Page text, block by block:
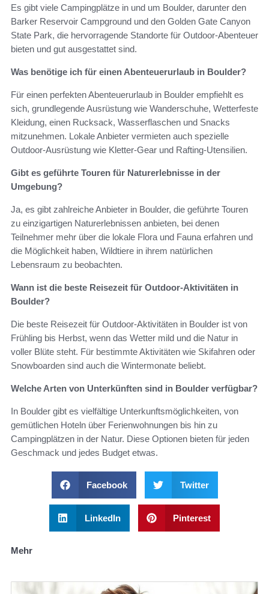
Es gibt viele Campingplätze in und um Boulder, darunter den
Barker Reservoir Campground und den Golden Gate Canyon
State Park, die hervorragende Standorte für Outdoor-Abenteuer
bieten und gut ausgestattet sind.
Was benötige ich für einen Abenteuerurlaub in Boulder?
Für einen perfekten Abenteuerurlaub in Boulder empfiehlt es
sich, grundlegende Ausrüstung wie Wanderschuhe, Wetterfeste
Kleidung, einen Rucksack, Wasserflaschen und Snacks
mitzunehmen. Lokale Anbieter vermieten auch spezielle
Outdoor-Ausrüstung wie Kletter-Gear und Rafting-Utensilien.
Gibt es geführte Touren für Naturerlebnisse in der
Umgebung?
Ja, es gibt zahlreiche Anbieter in Boulder, die geführte Touren
zu einzigartigen Naturerlebnissen anbieten, bei denen
Teilnehmer mehr über die lokale Flora und Fauna erfahren und
die Möglichkeit haben, Wildtiere in ihrem natürlichen
Lebensraum zu beobachten.
Wann ist die beste Reisezeit für Outdoor-Aktivitäten in
Boulder?
Die beste Reisezeit für Outdoor-Aktivitäten in Boulder ist von
Frühling bis Herbst, wenn das Wetter mild und die Natur in
voller Blüte steht. Für bestimmte Aktivitäten wie Skifahren oder
Snowboarden sind auch die Wintermonate beliebt.
Welche Arten von Unterkünften sind in Boulder verfügbar?
In Boulder gibt es vielfältige Unterkunftsmöglichkeiten, von
gemütlichen Hoteln über Ferienwohnungen bis hin zu
Campingplätzen in der Natur. Diese Optionen bieten für jeden
Geschmack und jedes Budget etwas.
Facebook Twitter
LinkedIn Pinterest
Mehr